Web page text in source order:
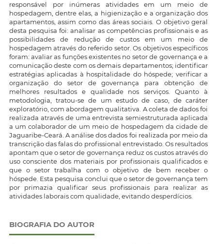
responsável por inúmeras atividades em um meio de
hospedagem, dentre elas, a higienização e a organização dos
apartamentos, assim como das áreas sociais. O objetivo geral
desta pesquisa foi: analisar as competências profissionais e as
possibilidades de redução de custos em um meio de
hospedagem através do referido setor. Os objetivos específicos
foram: avaliar as funções existentes no setor de governança e a
comunicação deste com os demais departamentos; identificar
estratégias aplicadas à hospitalidade do hóspede; verificar a
organização do setor de governança para obtenção de
melhores resultados e qualidade nos serviços. Quanto à
metodologia, tratou-se de um estudo de caso, de caráter
exploratório, com abordagem qualitativa. A coleta de dados foi
realizada através de uma entrevista semiestruturada aplicada
a um colaborador de um meio de hospedagem da cidade de
Jaguaribe-Ceará. A análise dos dados foi realizada por meio da
transcrição das falas do profissional entrevistado. Os resultados
apontam que o setor de governança reduz os custos através do
uso consciente dos materiais por profissionais qualificados e
que o setor trabalha com o objetivo de bem receber o
hóspede. Esta pesquisa conclui que o setor de governança tem
por primazia qualificar seus profissionais para realizar as
atividades laborais com qualidade, evitando desperdícios.
BIOGRAFIA DO AUTOR